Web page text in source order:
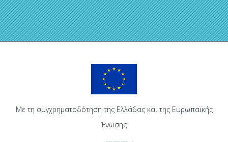
Με τη συγχρηματοδότηση της Ελλάδας και της Ευρωπαϊκής
Ένωσης